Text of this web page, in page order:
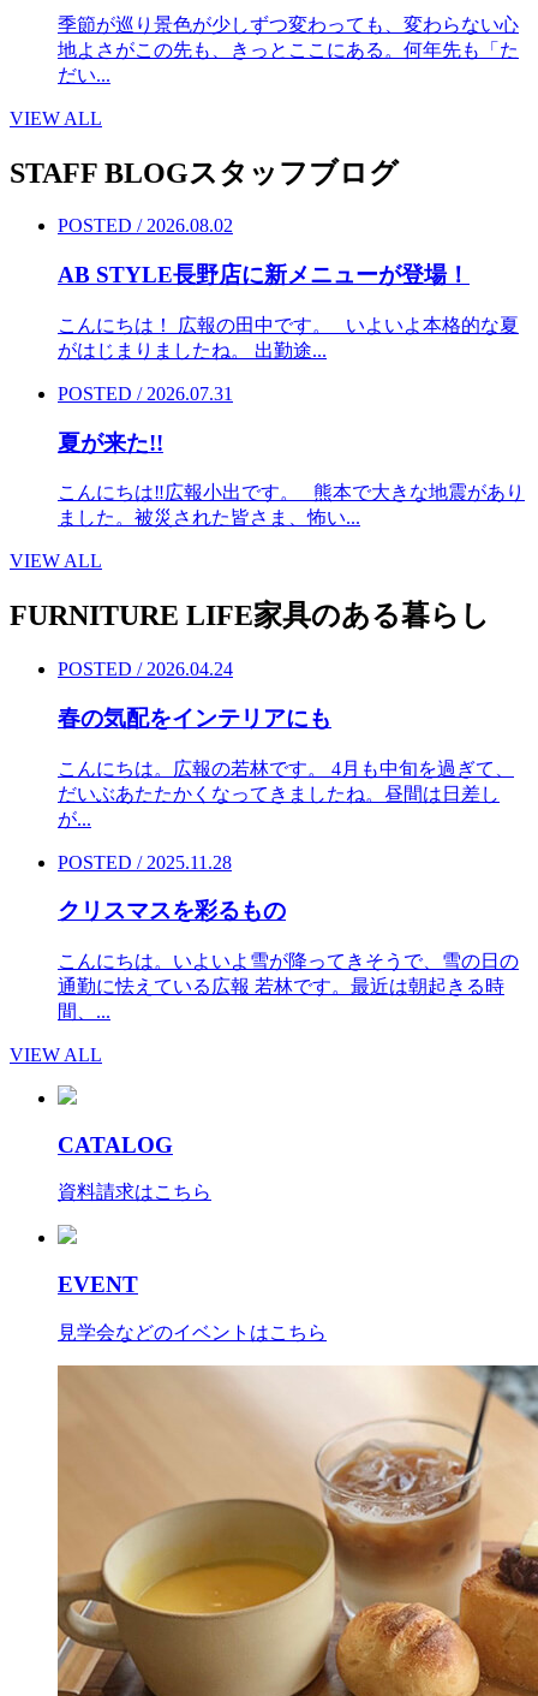
季節が巡り景色が少しずつ変わっても、変わらない心
地よさがこの先も、きっとここにある。何年先も「た
だい...
VIEW ALL
STAFF BLOGスタッフブログ
POSTED / 2026.08.02
AB STYLE長野店に新メニューが登場！
こんにちは！ 広報の田中です。 いよいよ本格的な夏
がはじまりましたね。 出勤途...
POSTED / 2026.07.31
夏が来た!!
こんにちは‼︎広報小出です。 熊本で大きな地震があり
ました。被災された皆さま、怖い...
VIEW ALL
FURNITURE LIFE家具のある暮らし
POSTED / 2026.04.24
春の気配をインテリアにも
こんにちは。広報の若林です。 4月も中旬を過ぎて、
だいぶあたたかくなってきましたね。昼間は日差し
が...
POSTED / 2025.11.28
クリスマスを彩るもの
こんにちは。いよいよ雪が降ってきそうで、雪の日の
通勤に怯えている広報 若林です。最近は朝起きる時
間、...
VIEW ALL
CATALOG
資料請求はこちら
EVENT
見学会などのイベントはこちら